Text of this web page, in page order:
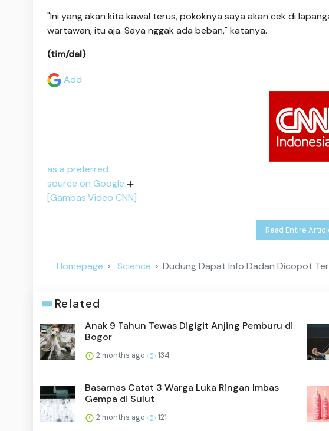
"Ini yang akan kita kawal terus, pokoknya saya akan cek di
wartawan, itu aja. Saya nggak ada beban," katanya.
(tim/dal)
Add
as a preferred
source on Google
[Gambas:Video CNN]
Read Entire
Homepage Science Dudung Dapat Info Dadan Dicopot
Related
Anak 9 Tahun Tewas Digigit Anjing Pemburu di
Bogor
2 months ago 134
Basarnas Catat 3 Warga Luka Ringan Imbas
Gempa di Sulut
2 months ago 121